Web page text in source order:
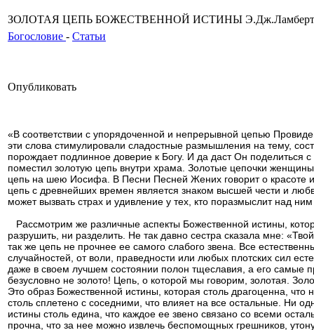
ЗОЛОТАЯ ЦЕПЬ БОЖЕСТВЕННОЙ ИСТИНЫ Э.Дж.Ламберт
Богословие - Статьи
Опубликовать
«В соответствии с упорядоченной и непрерывной цепью
эти слова стимулировали сладостные размышления на тему,
порождает подлинное доверие к Богу. И да даст Он
поместил золотую цепь внутри храма. Золотые цепочки
цепь на шею Иосифа. В Песни Песней Жених говорит о красоте
цепь с древнейших времен является знаком высшей чести и
может вызвать страх и удивление у тех, кто поразмыслит
Рассмотрим же различные аспекты Божественной истины,
разрушить, ни разделить. Не так давно сестра сказала мне:
так же цепь не прочнее ее самого слабого звена. Все
случайностей, от воли, праведности или любых плотских сил
даже в своем лучшем состоянии полон тщеславия, а его самые
безусловно не золото! Цепь, о которой мы говорим, золотая.
Это образ Божественной истины, которая столь драгоценна,
столь сплетено с соседними, что влияет на все остальные. Ни
истины столь едина, что каждое ее звено связано со всеми
прочна, что за нее можно извлечь беспомощных грешников,